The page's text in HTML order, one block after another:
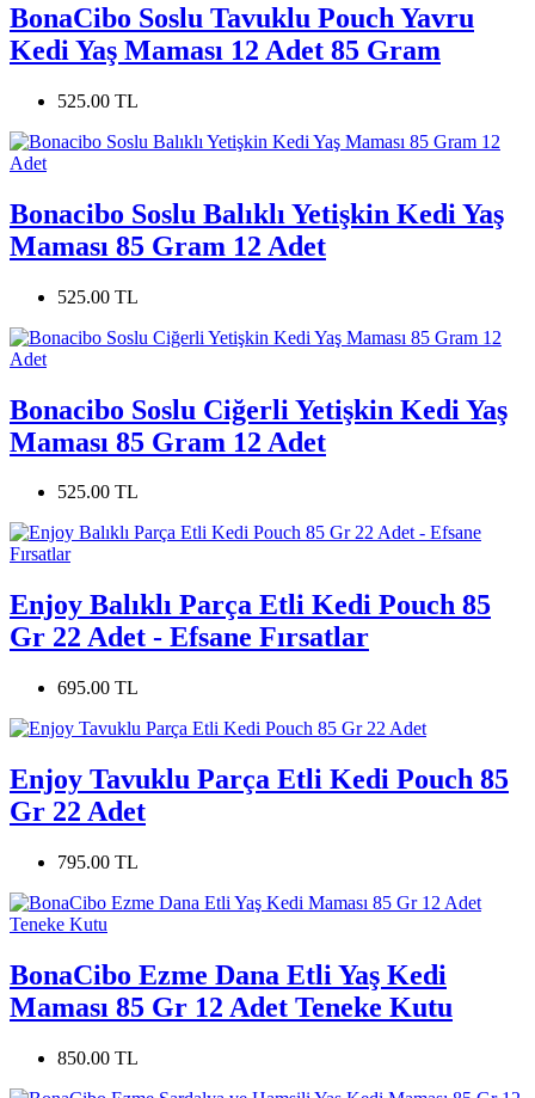
BonaCibo Soslu Tavuklu Pouch Yavru
Kedi Yaş Maması 12 Adet 85 Gram
525.00 TL
Bonacibo Soslu Balıklı Yetişkin Kedi Yaş
Maması 85 Gram 12 Adet
525.00 TL
Bonacibo Soslu Ciğerli Yetişkin Kedi Yaş
Maması 85 Gram 12 Adet
525.00 TL
Enjoy Balıklı Parça Etli Kedi Pouch 85
Gr 22 Adet - Efsane Fırsatlar
695.00 TL
Enjoy Tavuklu Parça Etli Kedi Pouch 85
Gr 22 Adet
795.00 TL
BonaCibo Ezme Dana Etli Yaş Kedi
Maması 85 Gr 12 Adet Teneke Kutu
850.00 TL